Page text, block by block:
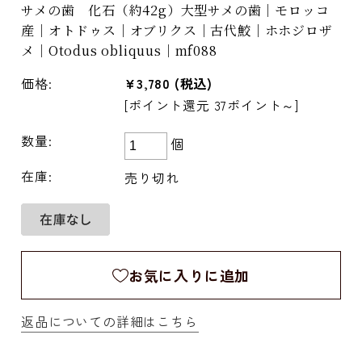
サメの歯 化石（約42g）大型サメの歯｜モロッコ
産｜オトドゥス｜オブリクス｜古代鮫｜ホホジロザ
メ｜Otodus obliquus｜mf088
価格: ¥3,780 (税込)
[ポイント還元 37ポイント～]
数量:
個
在庫:
売り切れ
お気に入りに追加
返品についての詳細はこちら